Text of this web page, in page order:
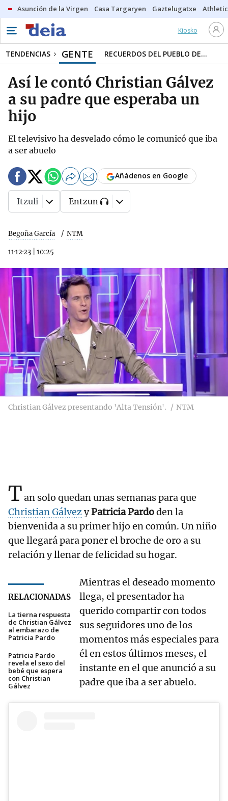
Asunción de la Virgen Casa Targaryen Gaztelugatxe Athletic
Kiosko
TENDENCIAS GENTE RECUERDOS DEL PUEBLO DE...
Así le contó Christian Gálvez
a su padre que esperaba un
hijo
El televisivo ha desvelado cómo le comunicó que iba
a ser abuelo
Begoña García NTM
11·12·23 10:25
Añádenos en Google
Itzuli Entzun
Christian Gálvez presentando 'Alta Tensión'. NTM
Tan solo quedan unas semanas para que
Christian GálvezyPatricia Pardoden la
bienvenida a su primer hijo en común. Un niño
que llegará para poner el broche de oro a su
relación y llenar de felicidad su hogar.
RELACIONADAS
La tierna respuesta
de Christian Gálvez
al embarazo de
Patricia Pardo
Patricia Pardo
revela el sexo del
bebé que espera
con Christian
Gálvez
Mientras el deseado momento
llega, el presentador ha
querido compartir con todos
sus seguidores uno de los
momentos más especiales para
él en estos últimos meses, el
instante en el que anunció a su
padre que iba a ser abuelo.